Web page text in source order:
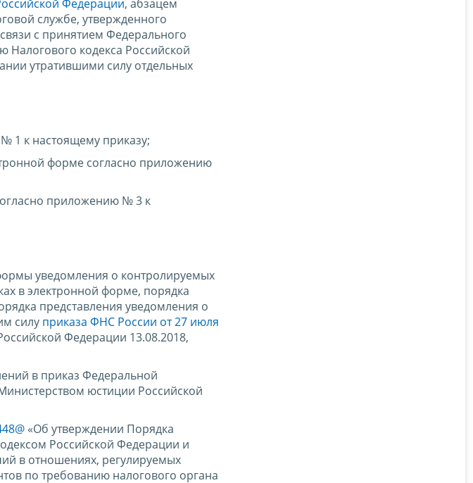
Федерации, абзацем
службе, утвержденного
с принятием Федерального
Налогового кодекса Российской
утратившими силу отдельных
1 к настоящему приказу;
форме согласно приложению
приложению № 3 к
уведомления о контролируемых
в электронной форме, порядка
представления уведомления о
силу приказа ФНС России от 27 июля
Федерации 13.08.2018,
в приказ Федеральной
юстиции Российской
«Об утверждении Порядка
Российской Федерации и
в отношениях, регулируемых
по требованию налогового органа